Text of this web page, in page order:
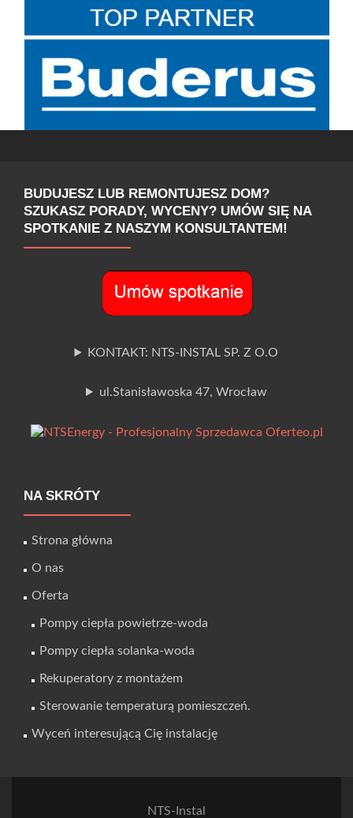
BUDUJESZ LUB REMONTUJESZ DOM?
SZUKASZ PORADY, WYCENY? UMÓW SIĘ NA
SPOTKANIE Z NASZYM KONSULTANTEM!
KONTAKT: NTS-INSTAL SP. Z O.O
ul.Stanisławoska 47, Wrocław
NA SKRÓTY
Strona główna
O nas
Oferta
Pompy ciepła powietrze-woda
Pompy ciepła solanka-woda
Rekuperatory z montażem
Sterowanie temperaturą pomieszczeń.
Wyceń interesującą Cię instalację
NTS-Instal